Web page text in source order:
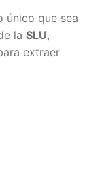
único que sea
la SLU,
extraer